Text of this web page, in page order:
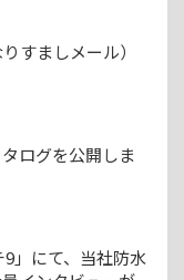
すましメール）
ログを公開しま
」にて、当社防水